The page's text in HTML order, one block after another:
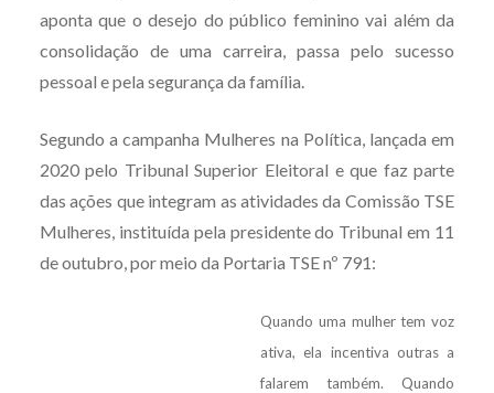
aponta que o desejo do público feminino vai além da
consolidação de uma carreira, passa pelo sucesso
pessoal e pela segurança da família.
Segundo a campanha Mulheres na Política, lançada em
2020 pelo Tribunal Superior Eleitoral e que faz parte
das ações que integram as atividades da Comissão TSE
Mulheres, instituída pela presidente do Tribunal em 11
de outubro, por meio da Portaria TSE nº 791:
Quando uma mulher tem voz
ativa, ela incentiva outras a
falarem também. Quando